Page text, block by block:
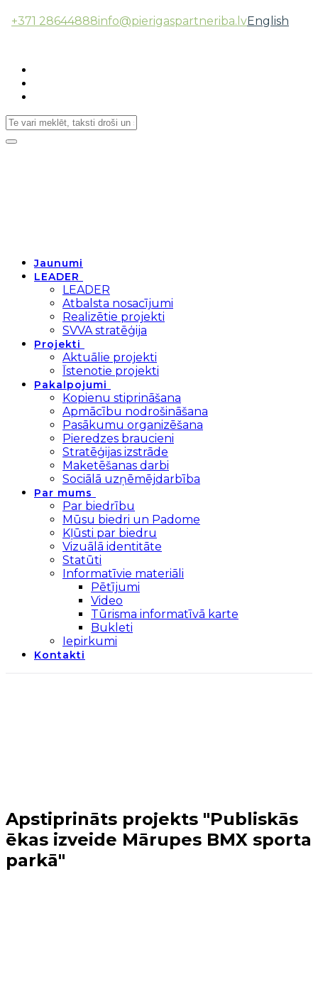
+371 28644888info@pierigaspartneriba.lvEnglish
Toggle
Jaunumi
LEADER
LEADER
Atbalsta nosacījumi
Realizētie projekti
SVVA stratēģija
Projekti
Aktuālie projekti
Īstenotie projekti
Pakalpojumi
Kopienu stiprināšana
Apmācību nodrošināšana
Pasākumu organizēšana
Pieredzes braucieni
Stratēģijas izstrāde
Maketēšanas darbi
Sociālā uzņēmējdarbība
Par mums
Par biedrību
Mūsu biedri un Padome
Kļūsti par biedru
Vizuālā identitāte
Statūti
Informatīvie materiāli
Pētījumi
Video
Tūrisma informatīvā karte
Bukleti
Iepirkumi
Kontakti
Apstiprināts projekts "Publiskās
ēkas izveide Mārupes BMX sporta
parkā"